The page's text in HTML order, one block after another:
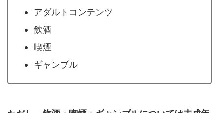
アダルトコンテンツ
飲酒
喫煙
ギャンブル